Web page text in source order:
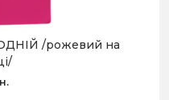
/рожевий на